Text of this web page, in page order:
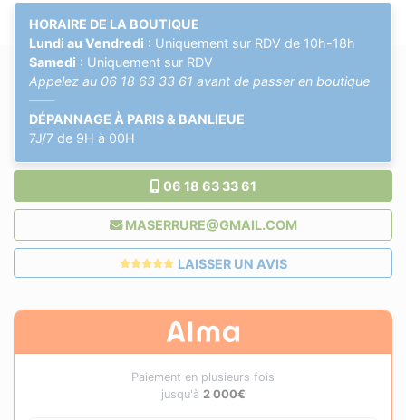
HORAIRE DE LA BOUTIQUE
Lundi au Vendredi : Uniquement sur RDV de 10h-18h
Samedi : Uniquement sur RDV
Appelez au 06 18 63 33 61 avant de passer en boutique
——
DÉPANNAGE À PARIS & BANLIEUE
7J/7 de 9H à 00H
06 18 63 33 61
MASERRURE@GMAIL.COM
LAISSER UN AVIS
Paiement en plusieurs fois
jusqu'à 2 000€